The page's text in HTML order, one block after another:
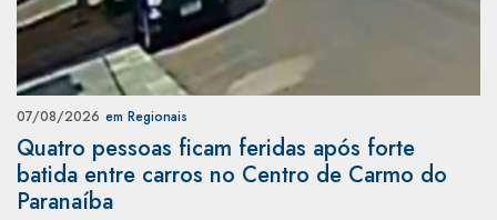
07/08/2026 em Regionais
Quatro pessoas ficam feridas após forte
batida entre carros no Centro de Carmo do
Paranaíba